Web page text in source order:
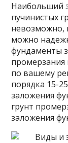
Наибольший
пучинистых
невозможно,
можно
фундаменты
промерзания
по вашему
порядка 15-
заложения
грунт
заложения